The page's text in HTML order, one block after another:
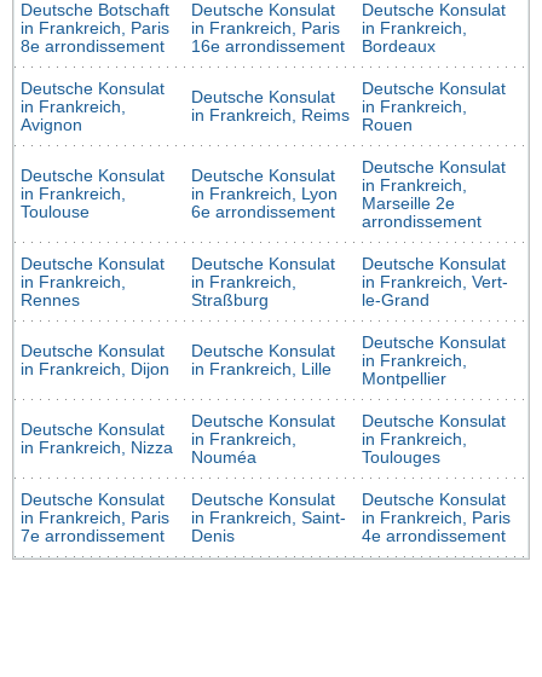
Deutsche Botschaft
in Frankreich, Paris
8e arrondissement
Deutsche Konsulat
in Frankreich, Paris
16e arrondissement
Deutsche Konsulat
in Frankreich,
Bordeaux
Deutsche Konsulat
in Frankreich,
Avignon
Deutsche Konsulat
in Frankreich, Reims
Deutsche Konsulat
in Frankreich,
Rouen
Deutsche Konsulat
in Frankreich,
Toulouse
Deutsche Konsulat
in Frankreich, Lyon
6e arrondissement
Deutsche Konsulat
in Frankreich,
Marseille 2e
arrondissement
Deutsche Konsulat
in Frankreich,
Rennes
Deutsche Konsulat
in Frankreich,
Straßburg
Deutsche Konsulat
in Frankreich, Vert-
le-Grand
Deutsche Konsulat
in Frankreich, Dijon
Deutsche Konsulat
in Frankreich, Lille
Deutsche Konsulat
in Frankreich,
Montpellier
Deutsche Konsulat
in Frankreich, Nizza
Deutsche Konsulat
in Frankreich,
Nouméa
Deutsche Konsulat
in Frankreich,
Toulouges
Deutsche Konsulat
in Frankreich, Paris
7e arrondissement
Deutsche Konsulat
in Frankreich, Saint-
Denis
Deutsche Konsulat
in Frankreich, Paris
4e arrondissement